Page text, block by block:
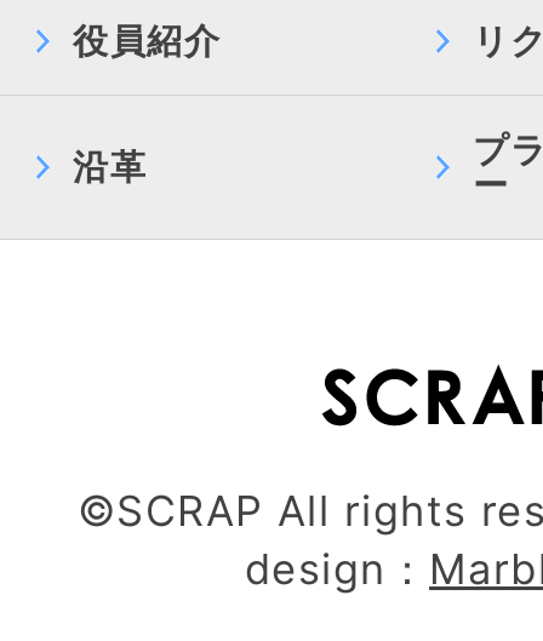
役員紹介 リ
沿革
プ
ー
©SCRAP All rights
design：